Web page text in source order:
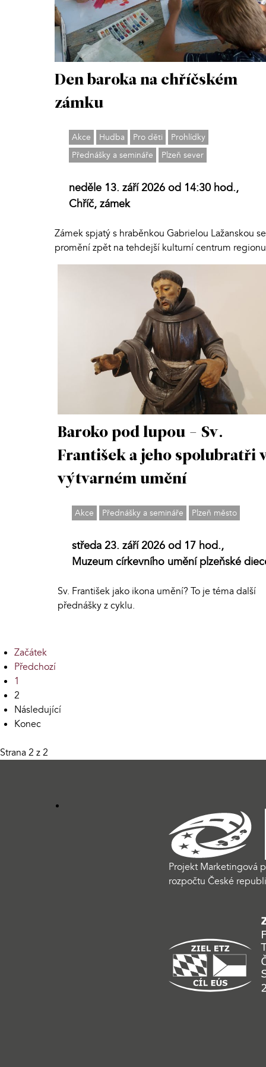
Den baroka na chříčském
zámku
Akce Hudba Pro děti
Prohlídky
Přednášky a semináře
Plzeň sever
neděle 13. září 2026 od 14:30 hod.,
Chříč, zámek
Zámek spjatý s hraběnkou Gabrielou Lažanskou se
promění zpět na tehdejší kulturní centrum
Baroko pod lupou - Sv.
František a jeho spolubratři
výtvarném umění
Akce Přednášky a semináře Plzeň město
středa 23. září 2026 od 17 hod.,
Muzeum církevního umění plzeňské
Sv. František jako ikona umění? To je téma další
přednášky z cyklu.
Začátek
Předchozí
1
2
Následující
Konec
Strana 2 z 2
Projekt Marketingová
rozpočtu České